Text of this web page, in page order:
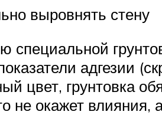
выровнять стену
адгезии
цвет, грунтовка
не окажет